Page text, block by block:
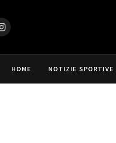
Instagram
HOME NOTIZIE SPORTIVE